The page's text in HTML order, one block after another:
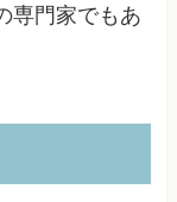
専門家でもあ